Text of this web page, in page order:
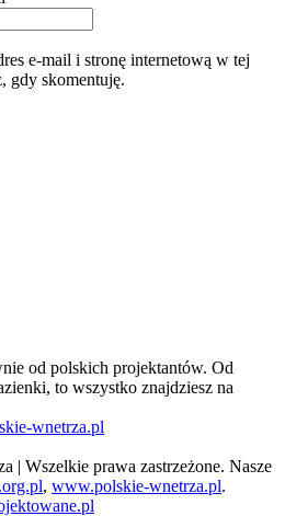
e-mail i stronę internetową w tej
gdy skomentuję.
od polskich projektantów. Od
to wszystko znajdziesz na
wnetrza.pl
| Wszelkie prawa zastrzeżone. Nasze
, www.polskie-wnetrza.pl.